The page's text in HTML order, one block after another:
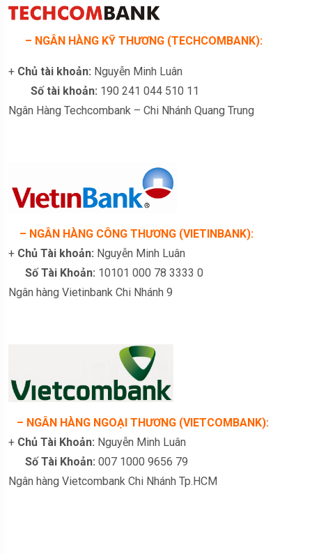
– NGÂN HÀNG KỸ THƯƠNG (TECHCOMBANK):
+ Chủ tài khoản: Nguyễn Minh Luân
Số tài khoản: 190 241 044 510 11
Ngân Hàng Techcombank – Chi Nhánh Quang Trung
– NGÂN HÀNG CÔNG THƯƠNG (VIETINBANK):
+ Chủ Tài khoản: Nguyễn Minh Luân
Số Tài Khoản: 10101 000 78 3333 0
Ngân hàng Vietinbank Chi Nhánh 9
– NGÂN HÀNG NGOẠI THƯƠNG (VIETCOMBANK):
+ Chủ Tài Khoản: Nguyễn Minh Luân
Số Tài Khoản: 007 1000 9656 79
Ngân hàng Vietcombank Chi Nhánh Tp.HCM